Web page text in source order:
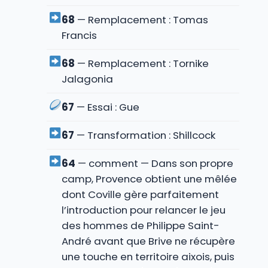
68 — Remplacement : Tomas
Francis
68 — Remplacement : Tornike
Jalagonia
67 — Essai : Gue
67 — Transformation : Shillcock
64 — comment — Dans son propre
camp, Provence obtient une mêlée
dont Coville gère parfaitement
l’introduction pour relancer le jeu
des hommes de Philippe Saint-
André avant que Brive ne récupère
une touche en territoire aixois, puis